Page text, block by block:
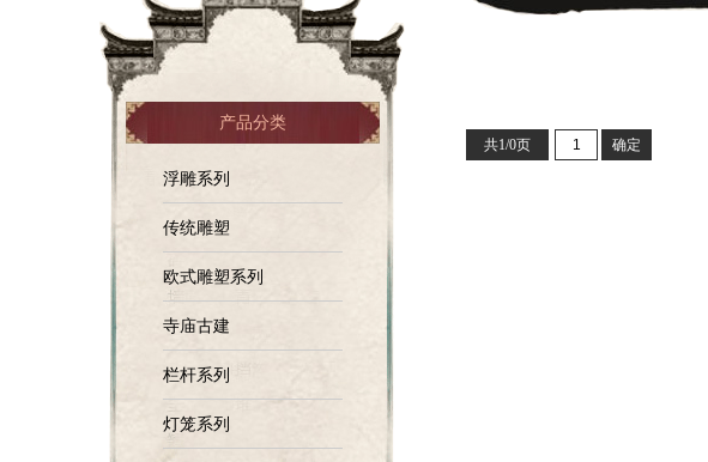
产品分类
浮雕系列
传统雕塑
欧式雕塑系列
寺庙古建
栏杆系列
灯笼系列
共1/0页